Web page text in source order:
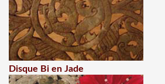
Disque Bi en Jade